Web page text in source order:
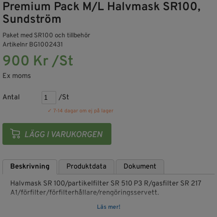
Premium Pack M/L Halvmask SR100,
Sundström
Paket med SR100 och tillbehör
Artikelnr BG1002431
900 Kr /St
Ex moms
Antal /St
✓ 7-14 dagar om ej på lager
Beskrivning Produktdata
Dokument
Halvmask SR 100/partikelfilter SR 510 P3 R/gasfilter SR 217
A1/förfilter/förfilterhållare/rengöringsservett.
Läs mer!